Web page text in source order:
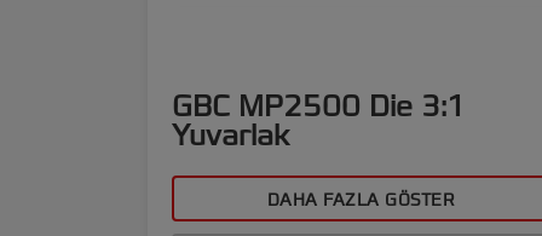
GBC MP2500 Die 3:1
Yuvarlak
DAHA FAZLA GÖSTER